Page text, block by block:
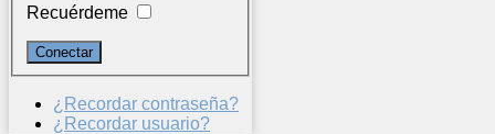
Recuérdeme
¿Recordar contraseña?
¿Recordar usuario?